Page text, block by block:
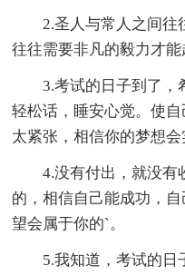
2.圣人与常人之间往
往往需要非凡的毅力才能
3.考试的日子到了，
轻松话，睡安心觉。使
太紧张，相信你的梦想会
4.没有付出，就没有
的，相信自己能成功，
望会属于你的`。
5.我知道，考试的日